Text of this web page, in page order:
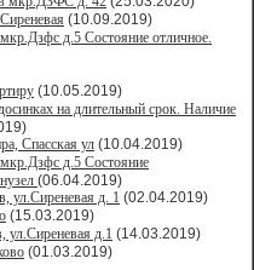
(10.09.2019)
д.5 Состояние отличное.
(10.05.2019)
на длительный срок. Наличие
Спасская ул (10.04.2019)
д.5 Состояние
(06.04.2019)
ул.Сиреневая д. 1 (02.04.2019)
(15.03.2019)
ул.Сиреневая д.1 (14.03.2019)
(01.03.2019)